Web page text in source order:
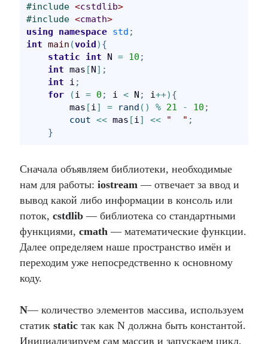
#include <cstdlib>
#include <cmath>
using
namespace std ;
int main (void) {
static
int N = 10 ;
int mas [N] ;
int i ;
for
(i = 0 ; i < N ; i++) {
        mas
[i] = rand ( ) % 21 - 10 ;
cout << mas [i] << " " ;
}
Сначала объявляем библиотеки, необходимые
нам для работы:iostream — отвечает за ввод и
вывод какой либо информации в консоль или
поток,cstdlib — библиотека со стандартными
функциями,cmath — математические функции.
Далее определяем наше пространство имён и
переходим уже непосредственно к основному
коду.
N— количество элементов массива, используем
статикstatic так как N должна быть константой.
Инициализируем сам массив и запускаем цикл,